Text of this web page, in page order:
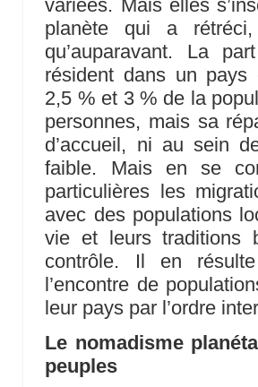
variées. Mais elles
planète qui a
qu’auparavant. La
résident dans un
2,5 % et 3 % de la
personnes, mais sa
d’accueil, ni au sein
faible. Mais en se
particulières les
avec des populations
vie et leurs traditions
contrôle. Il en
l’encontre de
leur pays par l’ordre
Le nomadisme
peuples